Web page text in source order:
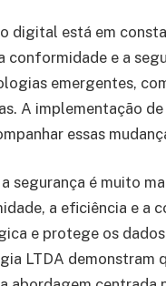
digital está em
conformidade e a
emergentes,
A implementação
essas
segurança é muito
a eficiência e a
e protege os
LTDA demonstram